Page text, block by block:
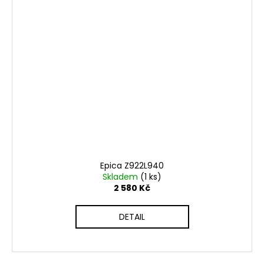
Epica Z922L940
Skladem (1 ks)
2 580 Kč
DETAIL